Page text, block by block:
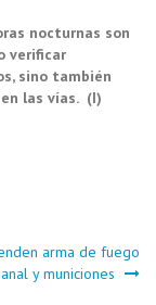
nocturnas son
verificar
sino también
las vías. (I)
arma de fuego
y municiones